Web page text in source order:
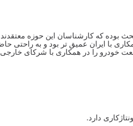
که کارشناسان این حوزه معتقدند
با ایران عمیق تر بود و به راحتی
خودرو را در همکاری با شرکای خارجی
دارد.